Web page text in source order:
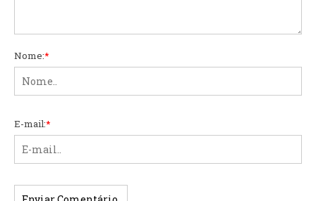
Nome:*
E-mail:*